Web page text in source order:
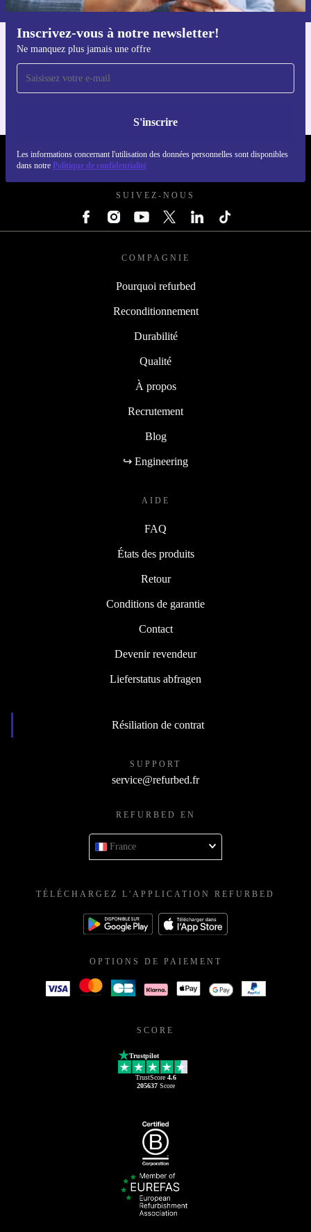
Inscrivez-vous à notre newsletter!
Ne manquez plus jamais une offre
S'inscrire
Les informations concernant l'utilisation des données personnelles sont disponibles
dans notre Politique de confidentialité
Téléchargez l'application refurbed
Pour iOS et Android
REFURBED FRANCE - RETHINK NEW.
SUIVEZ-NOUS
COMPAGNIE
Pourquoi refurbed
Reconditionnement
Durabilité
Qualité
À propos
Recrutement
Blog
↪ Engineering
AIDE
FAQ
États des produits
Retour
Conditions de garantie
Contact
Devenir revendeur
Lieferstatus abfragen
Résiliation de contrat
SUPPORT
service@refurbed.fr
REFURBED EN
France
TÉLÉCHARGEZ L'APPLICATION REFURBED
OPTIONS DE PAIEMENT
SCORE
Trustpilot
TrustScore 4.6
205637Score